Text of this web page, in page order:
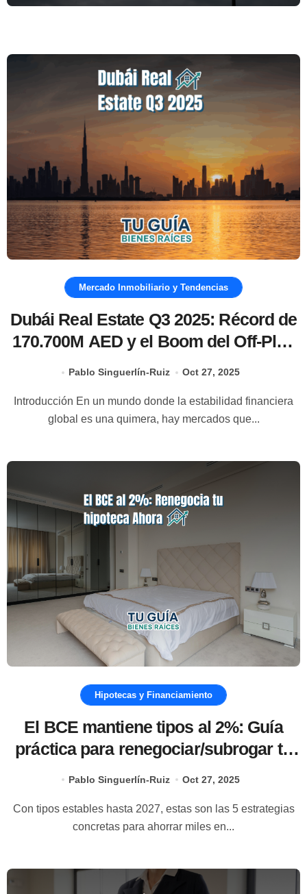
Mercado Inmobiliario y Tendencias
Dubái Real Estate Q3 2025: Récord de
170.700M AED y el Boom del Off-Plan
Explicado
Pablo Singuerlín-Ruiz Oct 27, 2025
global es una quimera, hay mercados que...
Hipotecas y Financiamiento
El BCE mantiene tipos al 2%: Guía
práctica para renegociar/subrogar tu
hipoteca ahora
Pablo Singuerlín-Ruiz Oct 27, 2025
Con tipos estables hasta 2027, estas son las 5 estrategias
concretas para ahorrar miles en...